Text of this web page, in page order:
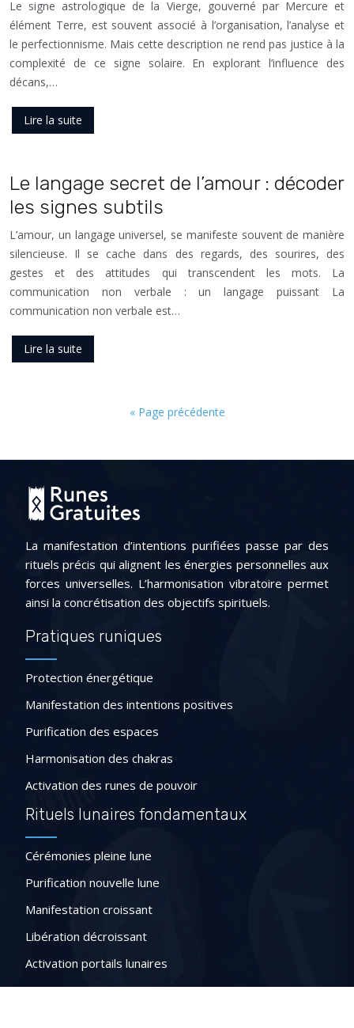
Le signe astrologique de la Vierge, gouverné par Mercure et
élément Terre, est souvent associé à l’organisation, l’analyse et
le perfectionnisme. Mais cette description ne rend pas justice à la
complexité de ce signe solaire. En explorant l’influence des
décans,…
Lire la suite
Le langage secret de l’amour : décoder
les signes subtils
L’amour, un langage universel, se manifeste souvent de manière
silencieuse. Il se cache dans des regards, des sourires, des
gestes et des attitudes qui transcendent les mots. La
communication non verbale : un langage puissant La
communication non verbale est…
Lire la suite
« Page précédente
La manifestation d’intentions purifiées passe par des
rituels précis qui alignent les énergies personnelles aux
forces universelles. L’harmonisation vibratoire permet
ainsi la concrétisation des objectifs spirituels.
Pratiques runiques
Protection énergétique
Manifestation des intentions positives
Purification des espaces
Harmonisation des chakras
Activation des runes de pouvoir
Rituels lunaires fondamentaux
Cérémonies pleine lune
Purification nouvelle lune
Manifestation croissant
Libération décroissant
Activation portails lunaires